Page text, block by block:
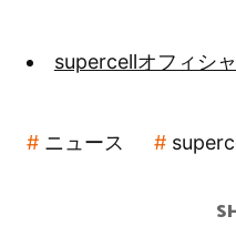
supercellオフィシ
ニュース